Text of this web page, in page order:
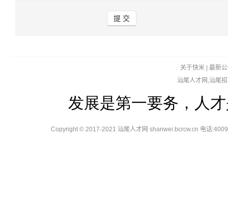
关于快米| 最新
汕尾人才网,汕尾
发展是第一要务，人
Copyright © 2017-2021 汕尾人才网 shanwei.bcrcw.cn 电话